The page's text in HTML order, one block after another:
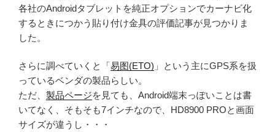
各社のAndroidタブレットを純正オプションでカーナビ化
するときにつかう貼り付け金具の評価記事が見つかりま
した。
さらに調べていくと「易图(ETO) 」という主にGPS系を扱
っているベンダの製品らしい。
ただ、 製品ページを見ても、Android端末っぽいことは書
いてなく、そもそも7インチなので、HD8900 PROと画面
サイズが違うし・・・